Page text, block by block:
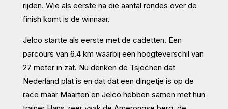
rijden. Wie als eerste na die aantal rondes over de
finish komt is de winnaar.
Jelco startte als eerste met de cadetten. Een
parcours van 6.4 km waarbij een hoogteverschil van
27 meter in zat. Nu denken de Tsjechen dat
Nederland plat is en dat dat een dingetje is op de
race maar Maarten en Jelco hebben samen met hun